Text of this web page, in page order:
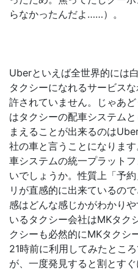
らなかったんだよ……）。
Uberといえば全世界的には
タクシーになれるサービス
許されていません。じゃあ
はタクシーの配車システム
まえることが出来るのは
社の車と言うことになりま
車システムの統一プラット
いでしょうか。性質上「予
リが直感的に出来ているの
感はどんな感じかがわかり
いるタクシー会社はMKタク
クシーも必然的にMKタクシ
21時前に利用してみたとこ
が、一度発見すると割とす